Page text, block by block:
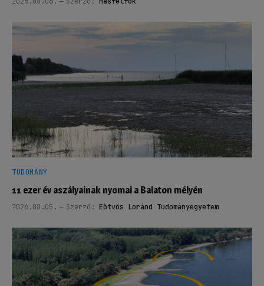
TUDOMÁNY
11 ezer év aszályainak nyomai a Balaton mélyén
2026.08.05. Szerző: Eötvös Loránd Tudományegyetem